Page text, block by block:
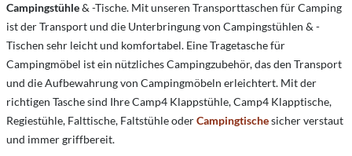
Campingstühle& -Tische. Mit unseren Transporttaschen für Camping
ist der Transport und die Unterbringung von Campingstühlen & -
Tischen sehr leicht und komfortabel. Eine Tragetasche für
Campingmöbel ist ein nützliches Campingzubehör,das den Transport
und die Aufbewahrung von Campingmöbeln erleichtert. Mit der
richtigen Tasche sind Ihre Camp4 Klappstühle, Camp4 Klapptische,
Regiestühle, Falttische, Faltstühle oderCampingtischesicher verstaut
und immer griffbereit.